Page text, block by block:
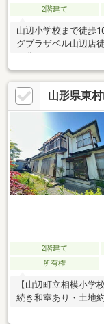
2階建て
山辺小学校まで徒歩
グプラザベル山辺店
０分。
山形県東
2階建て
所有権
【山辺町立相模小学
続き和室あり・土地